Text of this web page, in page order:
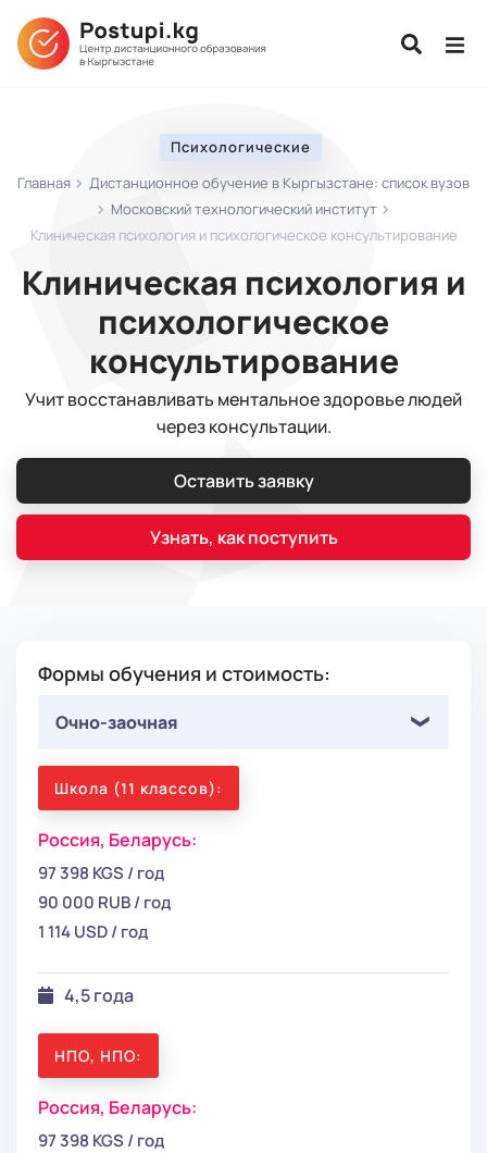
Психологические
Главная
Дистанционное обучение в Кыргызстане: список вузов
Московский технологический институт
Клиническая психология и психологическое консультирование
Клиническая психология и
психологическое
консультирование
Учит восстанавливать ментальное здоровье людей
через консультации.
Оставить заявку
Узнать, как поступить
Формы обучения и стоимость:
Очно-заочная
Школа (11 классов):
Россия, Беларусь:
97 398 KGS / год
90 000 RUB / год
1 114 USD / год
4,5 года
НПО, НПО:
Россия, Беларусь:
97 398 KGS / год